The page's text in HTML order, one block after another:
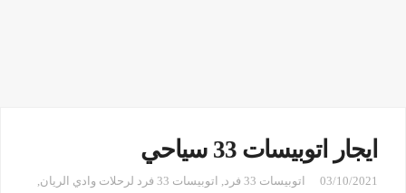
ايجار اتوبيسات 33 سياحي
03/10/2021 اتوبيسات 33 فرد , اتوبيسات 33 فرد لرحلات وادي الريان
,